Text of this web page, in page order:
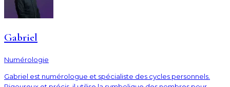
Gabriel
Numérologie
Gabriel est numérologue et spécialiste des cycles personnels.